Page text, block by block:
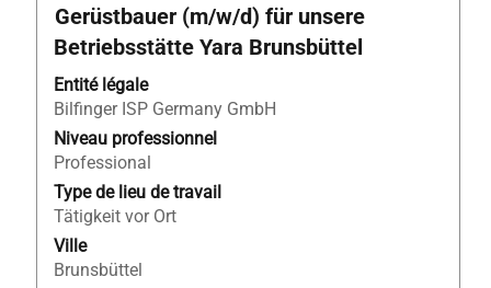
Titre
Gerüstbauer (m/w/d) für unsere
Betriebsstätte Yara Brunsbüttel
Entité légale
Bilfinger ISP Germany GmbH
Niveau professionnel
Professional
Type de lieu de travail
Tätigkeit vor Ort
Ville
Brunsbüttel
Sélectionnez
avec
la
barre
d’espacement
pour
afficher
tout
le
contenu
des
informations